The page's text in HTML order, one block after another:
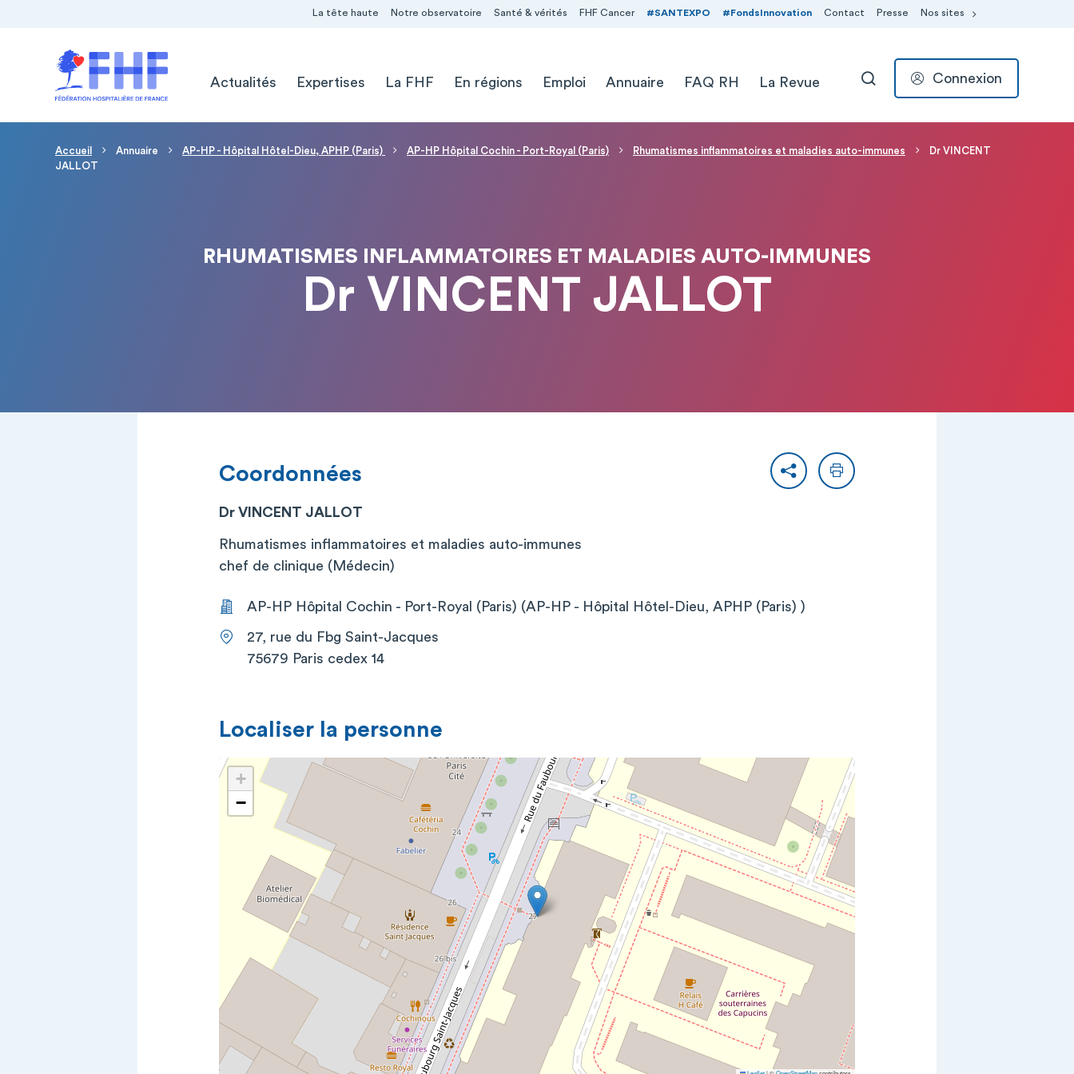
La tête haute Notre observatoire Santé & vérités FHF Cancer #SANTEXPO #FondsInnovation Contact Presse Nos sites
Actualités
Expertises La FHF En régions Emploi Annuaire FAQ RH La Revue RECHERCHER
Connexion
Fil d'Ariane
Accueil Annuaire AP-HP - Hôpital Hôtel-Dieu, APHP (Paris) AP-HP Hôpital Cochin - Port-Royal (Paris) Rhumatismes inflammatoires et maladies auto-immunes
Dr VINCENT
JALLOT
RHUMATISMES INFLAMMATOIRES ET MALADIES AUTO-IMMUNES
Dr VINCENT JALLOT
PartagerImprimer
Coordonnées
Dr VINCENT JALLOT
Rhumatismes inflammatoires et maladies auto-immunes
chef de clinique (Médecin)
AP-HP Hôpital Cochin - Port-Royal (Paris) (AP-HP - Hôpital Hôtel-Dieu, APHP (Paris) )
27, rue du Fbg Saint-Jacques
75679 Paris cedex 14
Localiser la personne
+
−